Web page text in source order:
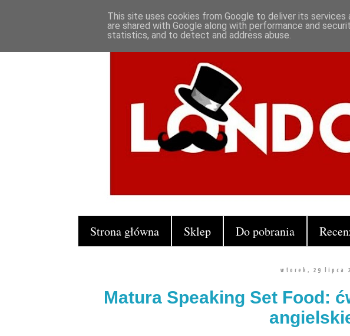
Strona główna Sklep Do pobrania
wtorek, 29 lipca
Matura Speaking Set Food:
This site uses cookies from Google to deliver its services
are shared with Google along with performance and
statistics, and to detect and address abuse.